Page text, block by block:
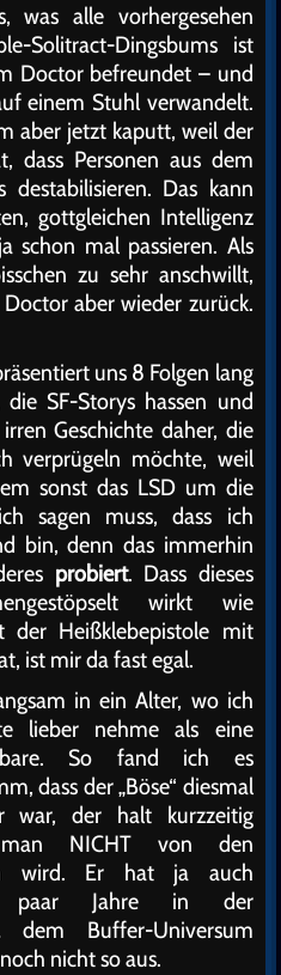
was alle vorhergesehen
Solitract-Dingsbums ist
Doctor befreundet – und
einem Stuhl verwandelt.
aber jetzt kaputt, weil der
dass Personen aus dem
destabilisieren. Das kann
gottgleichen Intelligenz
schon mal passieren. Als
zu sehr anschwillt,
aber wieder zurück.
uns 8 Folgen lang
SF-Storys hassen und
Geschichte daher, die
verprügeln möchte, weil
sonst das LSD um die
sagen muss, dass ich
bin, denn das immerhin
probiert. Dass dieses
wirkt wie
Heißklebepistole mit
ist mir da fast egal.
in ein Alter, wo ich
lieber nehme als eine
So fand ich es
dass der „Böse“ diesmal
war, der halt kurzzeitig
NICHT von den
wird. Er hat ja auch
paar Jahre in der
dem Buffer-Universum
nicht so aus.